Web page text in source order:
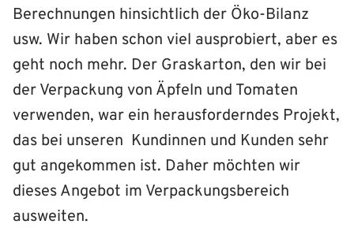
Berechnungen hinsichtlich der Öko-Bilanz
usw. Wir haben schon viel ausprobiert, aber es
geht noch mehr. Der Graskarton, den wir bei
der Verpackung von Äpfeln und Tomaten
verwenden, war ein herausforderndes Projekt,
das bei unseren Kundinnen und Kunden sehr
gut angekommen ist. Daher möchten wir
dieses Angebot im Verpackungsbereich
ausweiten.